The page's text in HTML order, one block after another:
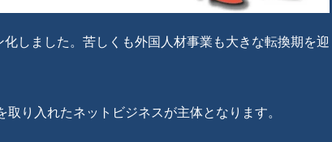
しました。苦しくも外国人材事業も大きな転換期を迎
り入れたネットビジネスが主体となります。